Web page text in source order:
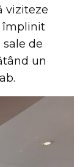
viziteze
împlinit
de
un